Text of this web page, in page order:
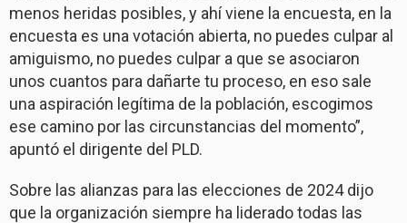
menos heridas posibles, y ahí viene la encuesta, en la
encuesta es una votación abierta, no puedes culpar al
amiguismo, no puedes culpar a que se asociaron
unos cuantos para dañarte tu proceso, en eso sale
una aspiración legítima de la población, escogimos
ese camino por las circunstancias del momento”,
apuntó el dirigente del PLD.
Sobre las alianzas para las elecciones de 2024 dijo
que la organización siempre ha liderado todas las